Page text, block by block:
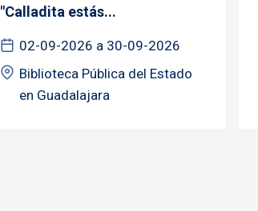
"Calladita estás...
02-09-2026 a 30-09-2026
Biblioteca Pública del Estado
en Guadalajara